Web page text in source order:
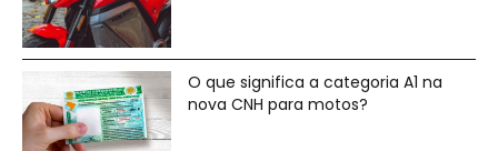
O que significa a categoria A1 na
nova CNH para motos?